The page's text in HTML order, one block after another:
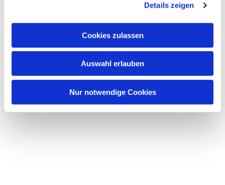
Details zeigen
Cookies zulassen
Auswahl erlauben
Nur notwendige Cookies